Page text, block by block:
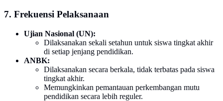
7. Frekuensi Pelaksanaan
Ujian Nasional (UN):
Dilaksanakan sekali setahun untuk siswa tingkat akhir
di setiap jenjang pendidikan.
ANBK:
Dilaksanakan secara berkala, tidak terbatas pada siswa
tingkat akhir.
Memungkinkan pemantauan perkembangan mutu
pendidikan secara lebih reguler.